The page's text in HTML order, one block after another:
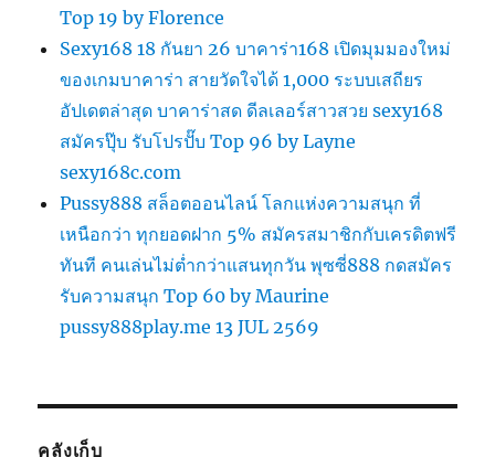
Top 19 by Florence
Sexy168 18 กันยา 26 บาคาร่า168 เปิดมุมมองใหม่
ของเกมบาคาร่า สายวัดใจได้ 1,000 ระบบเสถียร
อัปเดตล่าสุด บาคาร่าสด ดีลเลอร์สาวสวย sexy168
สมัครปุ๊บ รับโปรปั๊บ Top 96 by Layne
sexy168c.com
Pussy888 สล็อตออนไลน์ โลกแห่งความสนุก ที่
เหนือกว่า ทุกยอดฝาก 5% สมัครสมาชิกกับเครดิตฟรี
ทันที คนเล่นไม่ต่ำกว่าแสนทุกวัน พุซซี่888 กดสมัคร
รับความสนุก Top 60 by Maurine
pussy888play.me 13 JUL 2569
คลังเก็บ